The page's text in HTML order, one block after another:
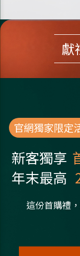
獻
官網獨家限定
新客獨享
年末最高
這份首購禮